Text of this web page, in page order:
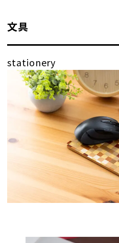
文具
stationery